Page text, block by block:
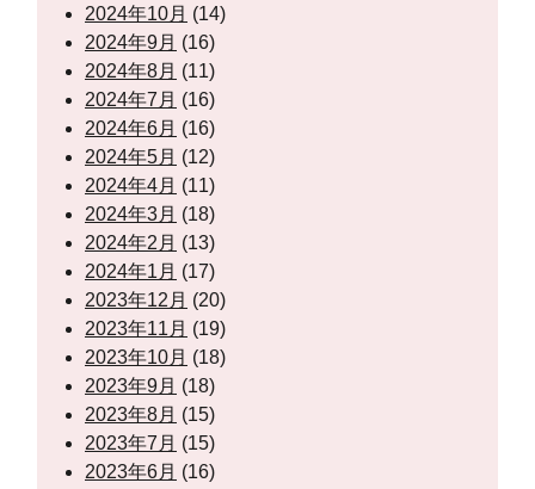
2024年10月 (14)
2024年9月 (16)
2024年8月 (11)
2024年7月 (16)
2024年6月 (16)
2024年5月 (12)
2024年4月 (11)
2024年3月 (18)
2024年2月 (13)
2024年1月 (17)
2023年12月 (20)
2023年11月 (19)
2023年10月 (18)
2023年9月 (18)
2023年8月 (15)
2023年7月 (15)
2023年6月 (16)